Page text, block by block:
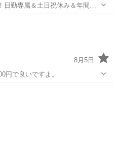
日勤専属＆土日祝休み＆年間休
カー通勤OK＆無料駐車場あり
茨城県常陸大宮市》 人気の
8月5日
円で良いですよ。